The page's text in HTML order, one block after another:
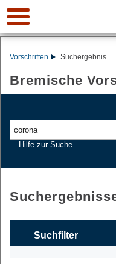
Vorschriften Suchergebnis
Bremische
Hilfe zur Suche
Suchfilter